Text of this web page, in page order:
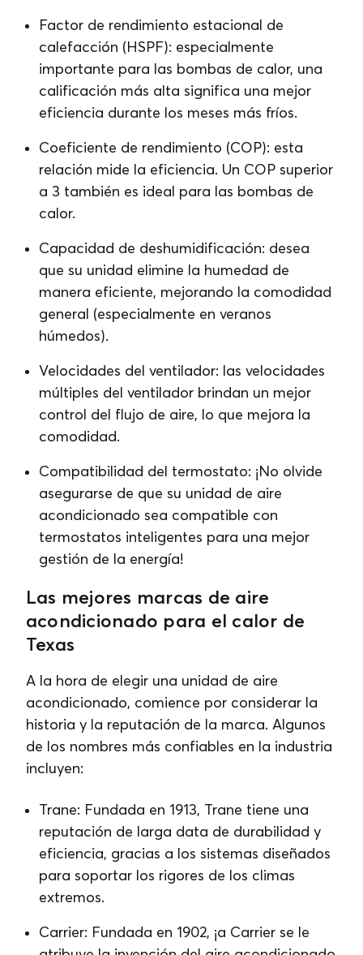
Factor de rendimiento estacional de
calefacción (HSPF): especialmente
importante para las bombas de calor, una
calificación más alta significa una mejor
eficiencia durante los meses más fríos.
Coeficiente de rendimiento (COP): esta
relación mide la eficiencia. Un COP superior
a 3 también es ideal para las bombas de
calor.
Capacidad de deshumidificación: desea
que su unidad elimine la humedad de
manera eficiente, mejorando la comodidad
general (especialmente en veranos
húmedos).
Velocidades del ventilador: las velocidades
múltiples del ventilador brindan un mejor
control del flujo de aire, lo que mejora la
comodidad.
Compatibilidad del termostato: ¡No olvide
asegurarse de que su unidad de aire
acondicionado sea compatible con
termostatos inteligentes para una mejor
gestión de la energía!
Las mejores marcas de aire
acondicionado para el calor de
Texas
A la hora de elegir una unidad de aire
acondicionado, comience por considerar la
historia y la reputación de la marca. Algunos
de los nombres más confiables en la industria
incluyen:
Trane: Fundada en 1913, Trane tiene una
reputación de larga data de durabilidad y
eficiencia, gracias a los sistemas diseñados
para soportar los rigores de los climas
extremos.
Carrier: Fundada en 1902, ¡a Carrier se le